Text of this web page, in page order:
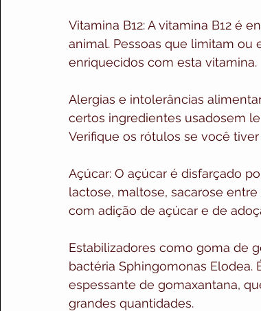
Vitamina B12: A vitamina B12 é
animal. Pessoas que limitam
enriquecidos com esta vitamina.
Alergias e intolerâncias
certos ingredientes usados​​em
Verifique os rótulos se você
Açúcar: O açúcar é disfarçado
lactose, maltose, sacarose
com adição de açúcar e de
Estabilizadores como goma de
bactéria Sphingomonas
espessante de gomaxantana,
grandes quantidades.